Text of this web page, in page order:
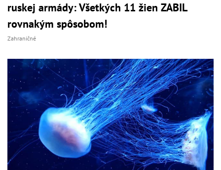
ruskej armády: Všetkých 11 žien ZABIL
rovnakým spôsobom!
Zahraničné